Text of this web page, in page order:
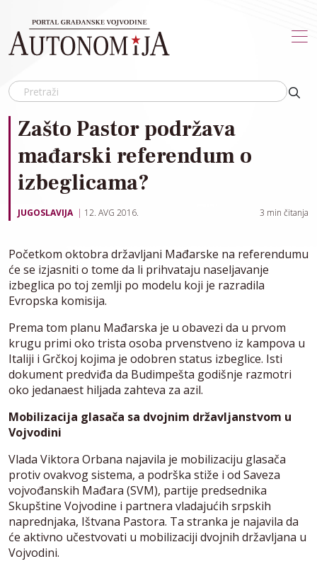
Zašto Pastor podržava
mađarski referendum o
izbeglicama?
JUGOSLAVIJA 12. AVG 2016. 3 min čitanja
Početkom oktobra državljani Mađarske na referendumu
će se izjasniti o tome da li prihvataju naseljavanje
izbeglica po toj zemlji po modelu koji je razradila
Evropska komisija.
Prema tom planu Mađarska je u obavezi da u prvom
krugu primi oko trista osoba prvenstveno iz kampova u
Italiji i Grčkoj kojima je odobren status izbeglice. Isti
dokument predviđa da Budimpešta godišnje razmotri
oko jedanaest hiljada zahteva za azil.
Mobilizacija glasača sa dvojnim državljanstvom u
Vojvodini
Vlada Viktora Orbana najavila je mobilizaciju glasača
protiv ovakvog sistema, a podrška stiže i od Saveza
vojvođanskih Mađara (SVM), partije predsednika
Skupštine Vojvodine i partnera vladajućih srpskih
naprednjaka, Ištvana Pastora. Ta stranka je najavila da
će aktivno učestvovati u mobilizaciji dvojnih državljana u
Vojvodini.